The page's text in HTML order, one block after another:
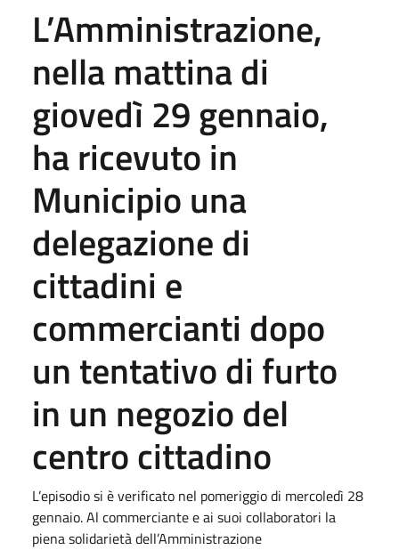
L’Amministrazione,
nella mattina di
giovedì 29 gennaio,
ha ricevuto in
Municipio una
delegazione di
cittadini e
commercianti dopo
un tentativo di furto
in un negozio del
centro cittadino
L’episodio si è verificato nel pomeriggio di mercoledì 28
gennaio. Al commerciante e ai suoi collaboratori la
piena solidarietà dell’Amministrazione